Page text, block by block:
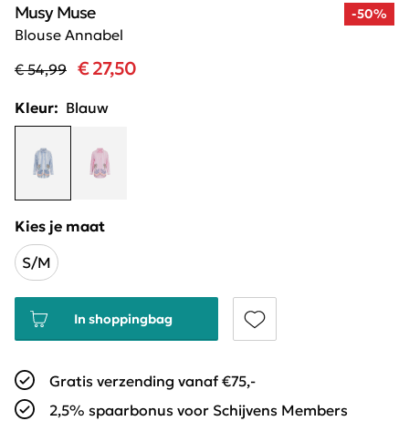
-50%
Blouse Annabel
Musy Muse
€ 54,99 € 27,50
Kleur: Blauw
Kies je maat
S/M
In shoppingbag
Gratis verzending vanaf €75,-
2,5% spaarbonus voor Schijvens Members